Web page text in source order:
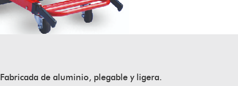
Fabricada de aluminio, plegable y ligera.